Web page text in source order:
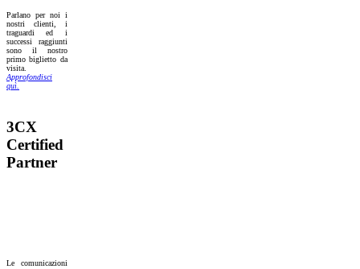
Parlano per noi i
nostri clienti, i
traguardi ed i
successi raggiunti
sono il nostro
primo biglietto da
visita.
Approfondisci
quì.
3CX
Certified
Partner
Le comunicazioni